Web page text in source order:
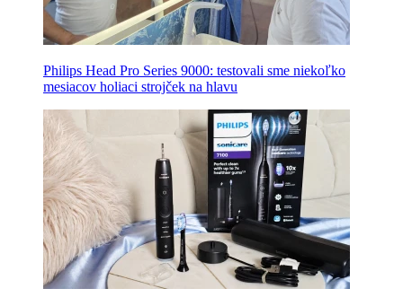
Philips Head Pro Series 9000: testovali sme niekoľko
mesiacov holiaci strojček na hlavu